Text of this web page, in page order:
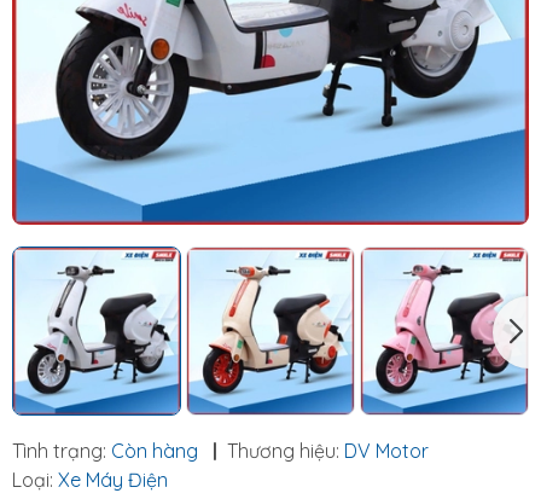
Tình trạng: Còn hàng | Thương hiệu: DV Motor
Loại: Xe Máy Điện